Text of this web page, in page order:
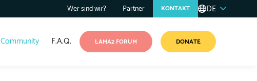
Wer sind wir? Partner KONTAKT DE
Community F.A.Q. LAMA2 FORUM DONATE